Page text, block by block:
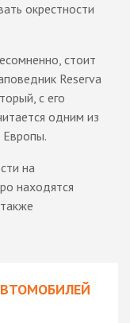
окрестности
стоит
Reserva
с его
одним из
на
находятся